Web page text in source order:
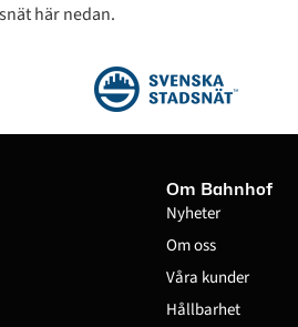
här nedan.
Om Bahnhof
Nyheter
Om oss
Våra kunder
Hållbarhet